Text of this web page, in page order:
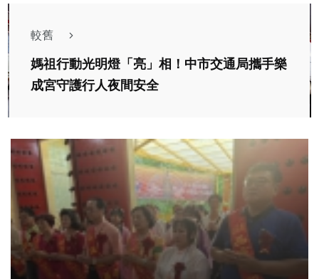
較舊
媽祖行動光明燈「亮」相！中市交通局攜手樂
成宮守護行人夜間安全